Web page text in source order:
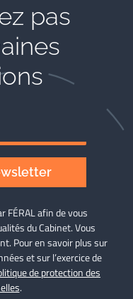
pas
FÉRAL afin de vous
du Cabinet. Vous
Pour en savoir plus sur
et sur l’exercice de
de protection des
.